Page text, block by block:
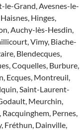
le-Grand, Avesnes-le-
Hinges,
Auchy-lès-Hesdin,
Vimy, Biache-
Blendecques,
Coquelles, Burbure,
Ecques, Montreuil,
Saint-Laurent-
Meurchin,
Pernes,
Fréthun, Dainville,